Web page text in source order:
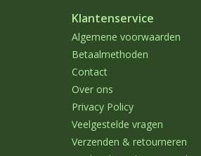
Klantenservice
Algemene voorwaarden
Betaalmethoden
Contact
Over ons
Privacy Policy
Veelgestelde vragen
Verzenden & retourneren